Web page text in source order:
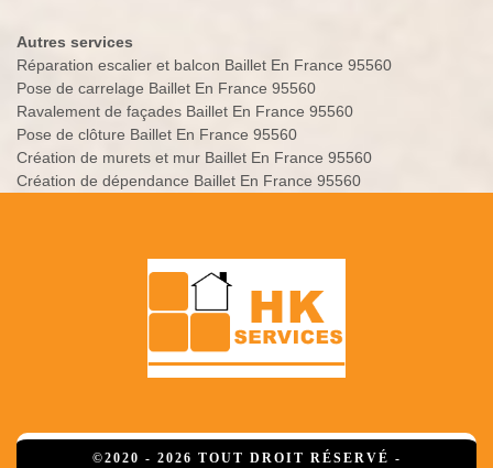
Autres services
Réparation escalier et balcon Baillet En France 95560
Pose de carrelage Baillet En France 95560
Ravalement de façades Baillet En France 95560
Pose de clôture Baillet En France 95560
Création de murets et mur Baillet En France 95560
Création de dépendance Baillet En France 95560
©2020 - 2026 TOUT DROIT RÉSERVÉ -